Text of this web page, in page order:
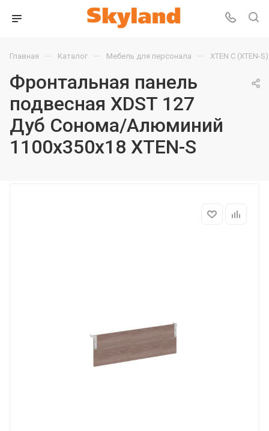
Главная — Каталог — Мебель для персонала — XTEN С (XTEN-S)
Фронтальная панель
подвесная XDST 127
Дуб Сонома/Алюминий
1100х350х18 XTEN-S